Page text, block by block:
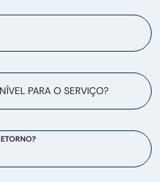
PARA O SERVIÇO?